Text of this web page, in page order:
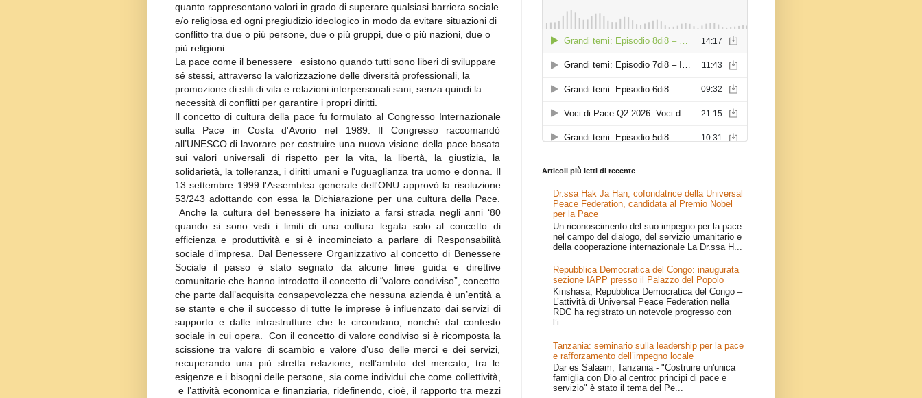
quanto rappresentano valori in grado di superare qualsiasi barriera sociale
e/o religiosa ed ogni pregiudizio ideologico in modo da evitare situazioni di
conflitto tra due o più persone, due o più gruppi, due o più nazioni, due o
più religioni.
La pace come il benessere esistono quando tutti sono liberi di sviluppare
sé stessi, attraverso la valorizzazione delle diversità professionali, la
promozione di stili di vita e relazioni interpersonali sani, senza quindi la
necessità di conflitti per garantire i propri diritti.
Il concetto di cultura della pace fu formulato al Congresso Internazionale
sulla Pace in Costa d'Avorio nel 1989. Il Congresso raccomandò
all’UNESCO di lavorare per costruire una nuova visione della pace basata
sui valori universali di rispetto per la vita, la libertà, la giustizia, la
solidarietà, la tolleranza, i diritti umani e l'uguaglianza tra uomo e donna. Il
13 settembre 1999 l'Assemblea generale dell'ONU approvò la risoluzione
53/243 adottando con essa la Dichiarazione per una cultura della Pace.
Anche la cultura del benessere ha iniziato a farsi strada negli anni ‘80
quando si sono visti i limiti di una cultura legata solo al concetto di
efficienza e produttività e si è incominciato a parlare di Responsabilità
sociale d’impresa. Dal Benessere Organizzativo al concetto di Benessere
Sociale il passo è stato segnato da alcune linee guida e direttive
comunitarie che hanno introdotto il concetto di “valore condiviso”, concetto
che parte dall’acquisita consapevolezza che nessuna azienda è un’entità a
se stante e che il successo di tutte le imprese è influenzato dai servizi di
supporto e dalle infrastrutture che le circondano, nonché dal contesto
sociale in cui opera. Con il concetto di valore condiviso si è ricomposta la
scissione tra valore di scambio e valore d’uso delle merci e dei servizi,
recuperando una più stretta relazione, nell’ambito del mercato, tra le
esigenze e i bisogni delle persone, sia come individui che come collettività,
e l’attività economica e finanziaria, ridefinendo, cioè, il rapporto tra mezzi
Articoli più letti di recente
Dr.ssa Hak Ja Han, cofondatrice della Universal
Peace Federation, candidata al Premio Nobel
per la Pace
Un riconoscimento del suo impegno per la pace
nel campo del dialogo, del servizio umanitario e
della cooperazione internazionale La Dr.ssa H...
Repubblica Democratica del Congo: inaugurata
sezione IAPP presso il Palazzo del Popolo
Kinshasa, Repubblica Democratica del Congo –
L’attività di Universal Peace Federation nella
RDC ha registrato un notevole progresso con
l’i...
Tanzania: seminario sulla leadership per la pace
e rafforzamento dell’impegno locale
Dar es Salaam, Tanzania - "Costruire un'unica
famiglia con Dio al centro: principi di pace e
servizio" è stato il tema del Pe...